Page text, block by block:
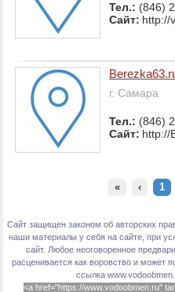
Тел.: (846)
Сайт: http://
г. Самара
Тел.: (846)
Сайт: http://
« ‹ 1
Сайт защищен законом об авторских
наши материалы у себя на сайте, при
сайт. Любое неоговоренное
расценивается как воровство и может
ссылка
<a href="https://www.vodoobmen.ru"